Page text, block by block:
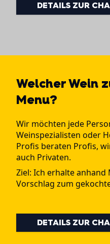
DETAILS ZUR
Welcher Wein
Menu?
Wir möchten jede
Weinspezialisten oder
Profis beraten Profis,
auch Privaten.
Ziel: Ich erhalte anhand
Vorschlag zum
DETAILS ZUR